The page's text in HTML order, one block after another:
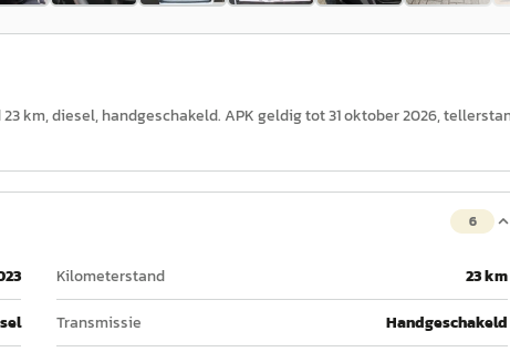
km, diesel, handgeschakeld. APK geldig tot 31 oktober 2026,
6
Kilometerstand
23 km
Transmissie
Handgeschakeld